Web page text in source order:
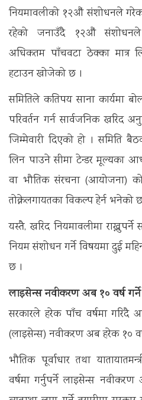
नियमावलीको १२औं संशोधनले
रहेको जनाउँदै १२औं संशोधनले
अधिकतम पाँचवटा ठेक्का मात्र
हटाउन खोजेको छ ।
समितिले कतिपय साना कार्यमा
परिवर्तन गर्न सार्वजनिक खरिद
जिम्मेवारी दिएको हो । समिति
लिन पाउने सीमा टेन्डर मूल्यका
वा भौतिक संरचना (आयोजना)
तोक्नेलगायतका विकल्प हेर्न भनेको
यस्तै, खरिद नियमावलीमा
नियम संशोधन गर्ने विषयमा दुई
छ ।
लाइसेन्स नवीकरण अब १० वर्ष गर्ने
सरकारले हरेक पाँच वर्षमा गरिदै
(लाइसेन्स) नवीकरण अब हरेक १०
भौतिक पूर्वाधार तथा
वर्षमा गर्नुपर्ने लाइसेन्स